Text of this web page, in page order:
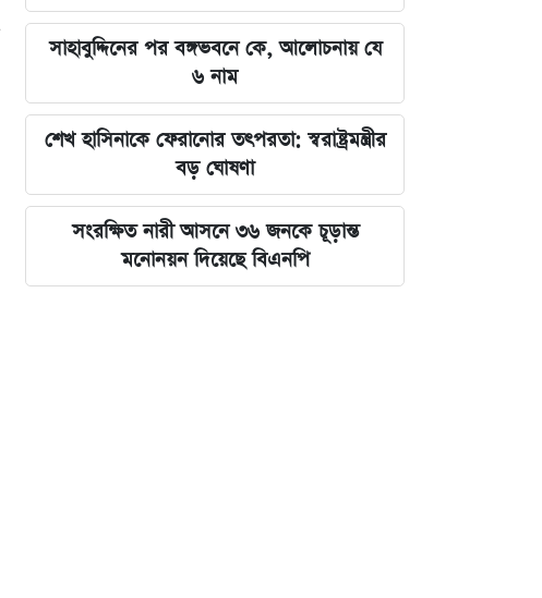
সাহাবুদ্দিনের পর বঙ্গভবনে কে, আলোচনায় যে
৬ নাম
শেখ হাসিনাকে ফেরানোর তৎপরতা: স্বরাষ্ট্রমন্ত্রীর
বড় ঘোষণা
সংরক্ষিত নারী আসনে ৩৬ জনকে চূড়ান্ত
মনোনয়ন দিয়েছে বিএনপি